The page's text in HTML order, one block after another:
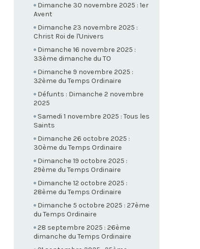
Dimanche 30 novembre 2025 : 1er
Avent
Dimanche 23 novembre 2025 :
Christ Roi de l'Univers
Dimanche 16 novembre 2025 :
33ème dimanche du TO
Dimanche 9 novembre 2025 :
32ème du Temps Ordinaire
Défunts : Dimanche 2 novembre
2025
Samedi 1 novembre 2025 : Tous les
Saints
Dimanche 26 octobre 2025 :
30ème du Temps Ordinaire
Dimanche 19 octobre 2025 :
29ème du Temps Ordinaire
Dimanche 12 octobre 2025 :
28ème du Temps Ordinaire
Dimanche 5 octobre 2025 : 27ème
du Temps Ordinaire
28 septembre 2025 : 26ème
dimanche du Temps Ordinaire